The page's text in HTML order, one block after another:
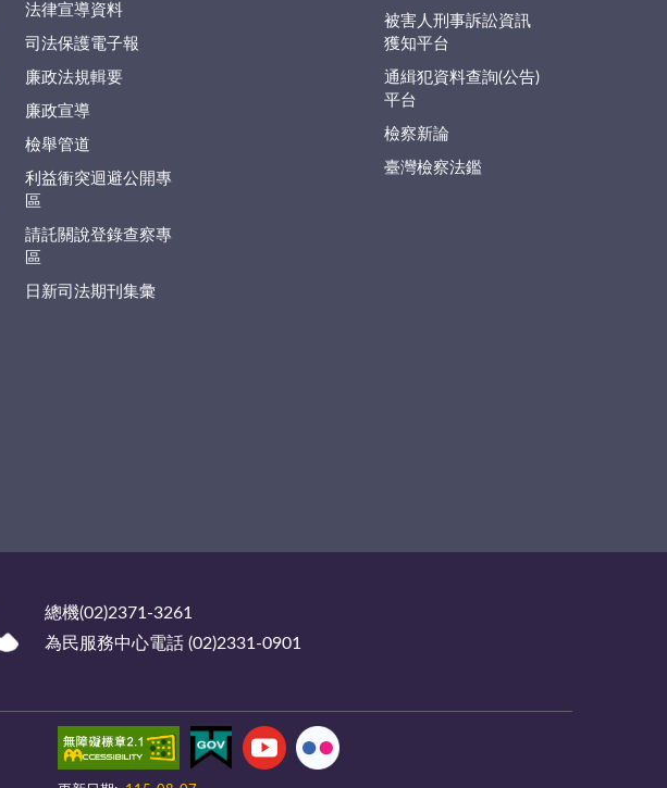
法律宣導資料
司法保護電子報
廉政法規輯要
廉政宣導
檢舉管道
利益衝突迴避公開專
區
請託關說登錄查察專
區
日新司法期刊集彙
被害人刑事訴訟資訊
獲知平台
通緝犯資料查詢(公告)
平台
檢察新論
臺灣檢察法鑑
總機(02)2371-3261
為民服務中心電話 (02)2331-0901